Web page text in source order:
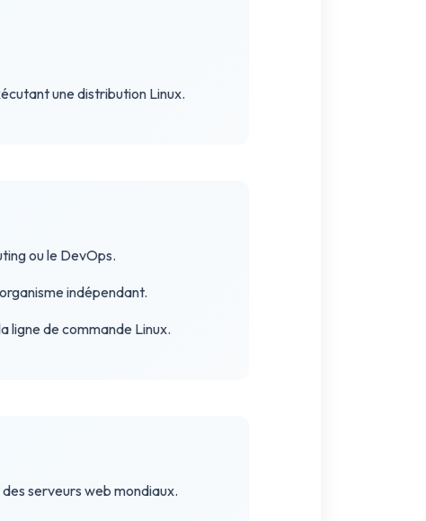
une distribution Linux.
ou le DevOps.
indépendant.
ligne de commande Linux.
serveurs web mondiaux.